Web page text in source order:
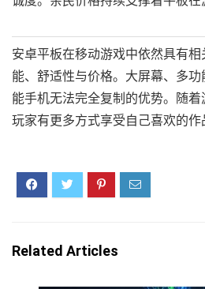
安卓平板在移动游戏中依然具有
能、舒适性与价格。大屏幕、多
能手机无法完全复制的优势。随
玩家有更多方式享受自己喜欢的作
Related Articles